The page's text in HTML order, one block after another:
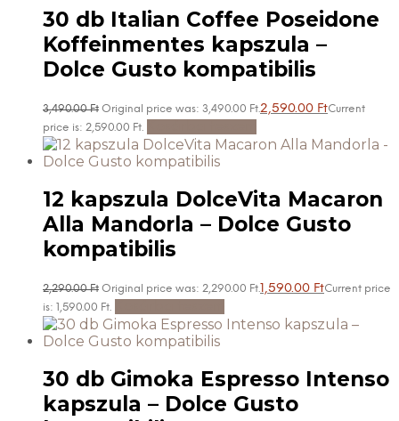
30 db Italian Coffee Poseidone
Koffeinmentes kapszula –
Dolce Gusto kompatibilis
3,490.00Ft Original price was: 3,490.00 Ft.2,590.00 FtCurrent
price is: 2,590.00 Ft.
12 kapszula DolceVita Macaron
Alla Mandorla – Dolce Gusto
kompatibilis
2,290.00Ft Original price was: 2,290.00 Ft.1,590.00 FtCurrent price
is: 1,590.00 Ft.
30 db Gimoka Espresso Intenso
kapszula – Dolce Gusto